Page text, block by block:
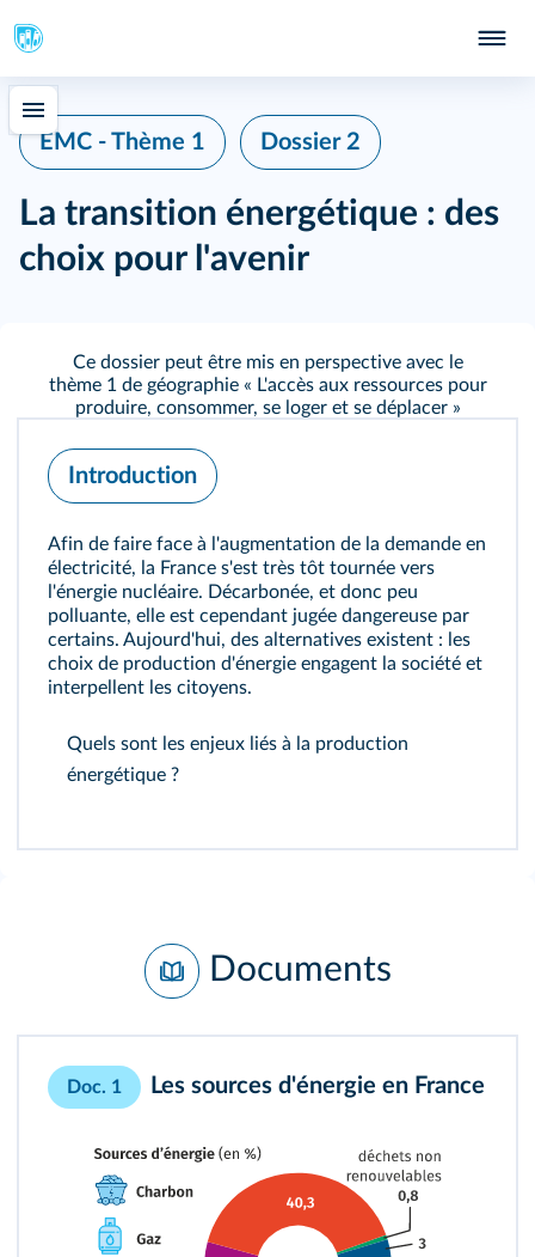
EMC - Thème 1 Dossier 2
La transition énergétique : des
choix pour l'avenir
Ce dossier peut être mis en perspective avec le
thème 1 de géographie« L'accès aux ressources pour
produire, consommer, se loger et se déplacer »
Introduction
Afin de faire face à l'augmentation de la demande en
électricité, la France s'est très tôt tournée vers
l'énergie nucléaire. Décarbonée, et donc peu
polluante, elle est cependant jugée dangereuse par
certains. Aujourd'hui, des alternatives existent : les
choix de production d'énergie engagent la société et
interpellent les citoyens.
Quels sont les enjeux liés à la production
énergétique ?
Documents
Doc. 1 Les sources d'énergie en France